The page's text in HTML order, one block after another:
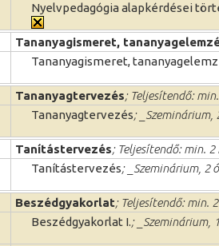
Nyelvpedagógia alapkérdései
Tananyagismeret,
Tananyagismeret,
Tananyagtervezés; Teljesítendő:
Tananyagtervezés;
Tanítástervezés; Teljesítendő: min.
Tanítástervezés; _Szeminárium, 2
Beszédgyakorlat; Teljesítendő: min.
Beszédgyakorlat I.; _Szeminárium,